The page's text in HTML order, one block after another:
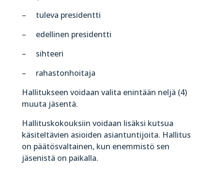
– tuleva presidentti
– edellinen presidentti
– sihteeri
– rahastonhoitaja
Hallitukseen voidaan valita enintään neljä (4)
muuta jäsentä.
Hallituskokouksiin voidaan lisäksi kutsua
käsiteltävien asioiden asiantuntijoita. Hallitus
on päätösvaltainen, kun enemmistö sen
jäsenistä on paikalla.